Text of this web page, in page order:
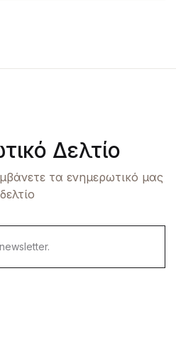
Δελτίο
τα ενημερωτικό μας
δελτίο